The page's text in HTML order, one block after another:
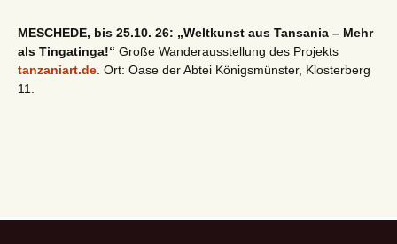
MESCHEDE, bis 25.10. 26: „Weltkunst aus Tansania – Mehr
als Tingatinga!“ Große Wanderausstellung des Projekts
tanzaniart.de . Ort: Oase der Abtei Königsmünster, Klosterberg
11.